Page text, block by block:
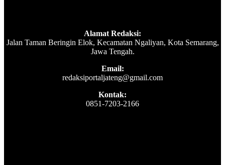
Alamat Redaksi:
Jalan Taman Beringin Elok, Kecamatan Ngaliyan, Kota Semarang,
Jawa Tengah.
Email:
redaksiportaljateng@gmail.com
Kontak:
0851-7203-2166